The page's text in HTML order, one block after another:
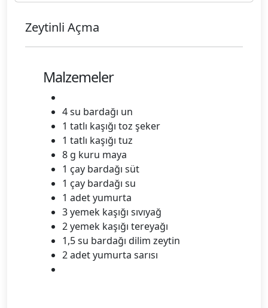
Zeytinli Açma
Malzemeler
4 su bardağı un
1 tatlı kaşığı toz şeker
1 tatlı kaşığı tuz
8 g kuru maya
1 çay bardağı süt
1 çay bardağı su
1 adet yumurta
3 yemek kaşığı sıvıyağ
2 yemek kaşığı tereyağı
1,5 su bardağı dilim zeytin
2 adet yumurta sarısı